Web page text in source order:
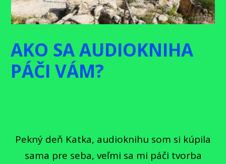
AKO SA AUDIOKNIHA
PÁČI VÁM?
Pekný deň Katka, audioknihu som si kúpila
sama pre seba, veľmi sa mi páči tvorba